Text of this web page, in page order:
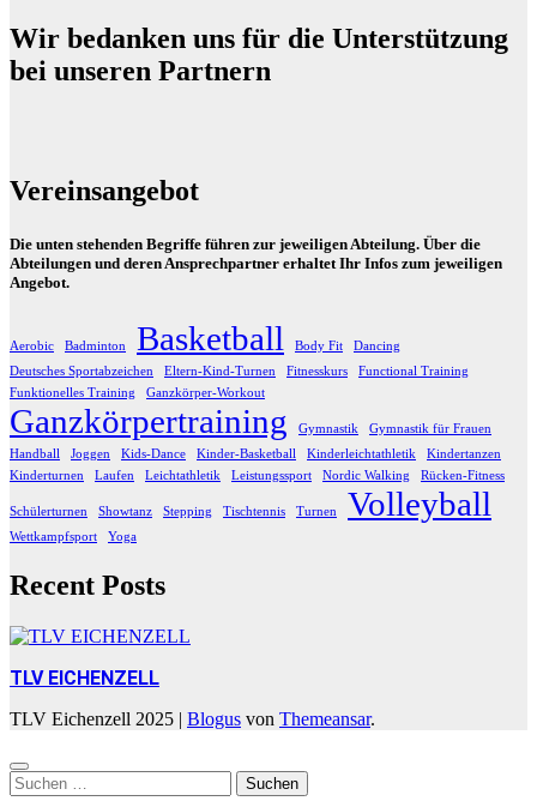
Wir bedanken uns für die Unterstützung
bei unseren Partnern
Vereinsangebot
Die unten stehenden Begriffe führen zur jeweiligen Abteilung. Über die
Abteilungen und deren Ansprechpartner erhaltet Ihr Infos zum jeweiligen
Angebot.
Aerobic Badminton Basketball Body Fit
Dancing
Deutsches Sportabzeichen
Eltern-Kind-Turnen Fitnesskurs
Functional Training
Funktionelles Training
Ganzkörper-Workout
Ganzkörpertraining Gymnastik
Gymnastik für Frauen
Handball
Joggen Kids-Dance Kinder-Basketball Kinderleichtathletik
Kindertanzen
Kinderturnen
Laufen Leichtathletik Leistungssport Nordic Walking Rücken-Fitness
Schülerturnen Showtanz Stepping Tischtennis Turnen Volleyball
Wettkampfsport Yoga
Recent Posts
TLV EICHENZELL
TLV Eichenzell 2025 | Blogus von Themeansar.
Suchen